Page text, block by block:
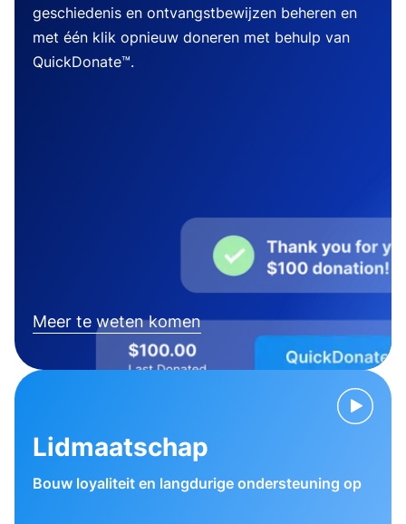
geschiedenis en ontvangstbewijzen beheren en
met één klik opnieuw doneren met behulp van
QuickDonate™.
Meer te weten komen
Lidmaatschap
Bouw loyaliteit en langdurige ondersteuning op